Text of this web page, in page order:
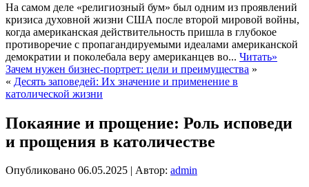
На самом деле «религиозный бум» был одним из проявлений
кризиса духовной жизни США после второй мировой войны,
когда американская действительность пришла в глубокое
противоречие с пропагандируемыми идеалами американской
демократии и поколебала веру американцев во... Читать»
Зачем нужен бизнес-портрет: цели и преимущества »
« Десять заповедей: Их значение и применение в
католической жизни
Покаяние и прощение: Роль исповеди
и прощения в католичестве
Опубликовано 06.05.2025 | Автор: admin